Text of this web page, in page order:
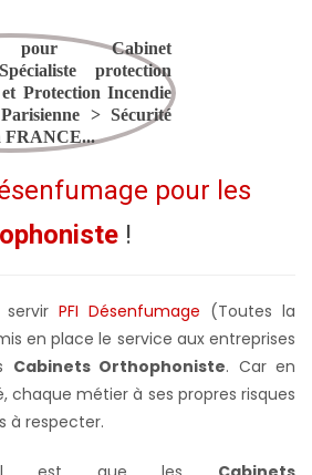
pour les
!
PFI Désenfumage (Toutes la
en place le service aux entreprises
Cabinets Orthophoniste. Car en
métier à ses propres risques
à respecter.